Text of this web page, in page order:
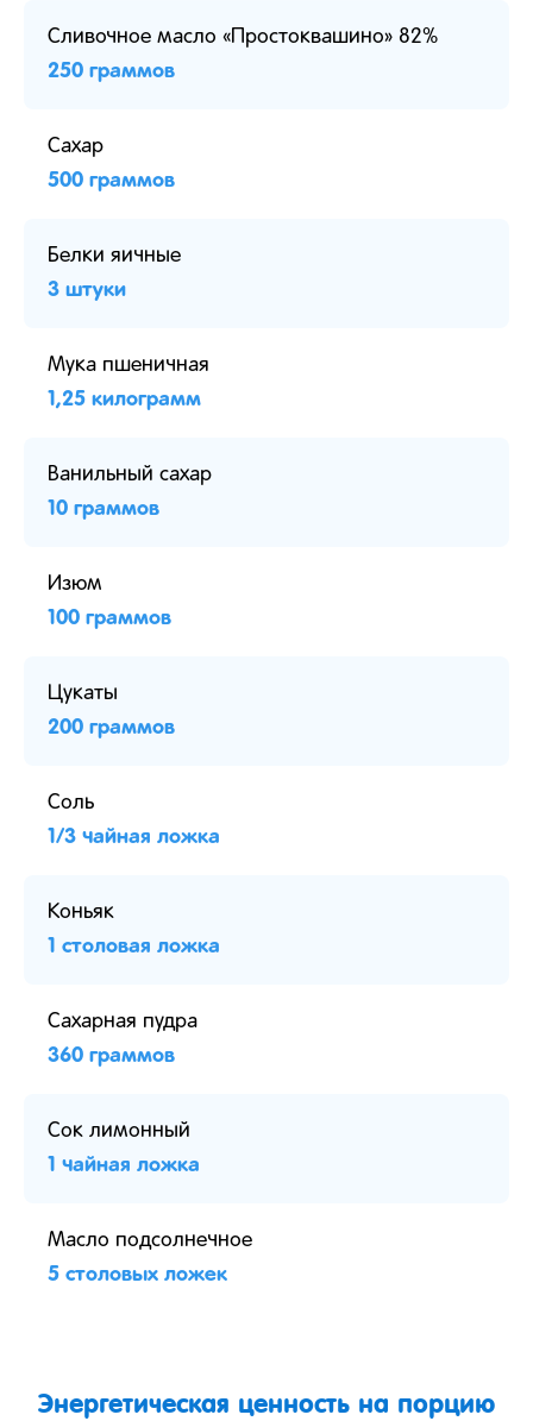
Сливочное масло «Простоквашино» 82%
250 граммов
Сахар
500 граммов
Белки яичные
3 штуки
Мука пшеничная
1,25 килограмм
Ванильный сахар
10 граммов
Изюм
100 граммов
Цукаты
200 граммов
Соль
1/3 чайная ложка
Коньяк
1 столовая ложка
Сахарная пудра
360 граммов
Сок лимонный
1 чайная ложка
Масло подсолнечное
5 столовых ложек
Энергетическая ценность на порцию